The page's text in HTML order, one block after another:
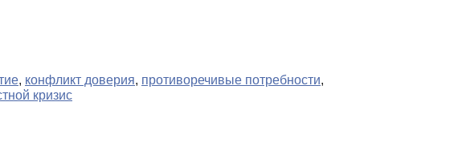
, конфликт доверия, противоречивые потребности,
кризис